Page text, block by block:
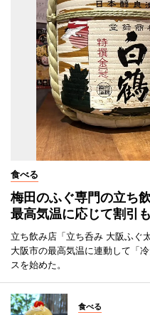
食べる
梅田のふぐ専門の立ち
最高気温に応じて割引も
立ち飲み店「立ち呑み 大阪ふぐ
大阪市の最高気温に連動して「
スを始めた。
食べる